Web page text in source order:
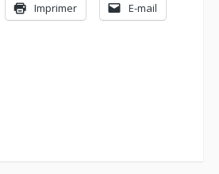
Imprimer E-mail